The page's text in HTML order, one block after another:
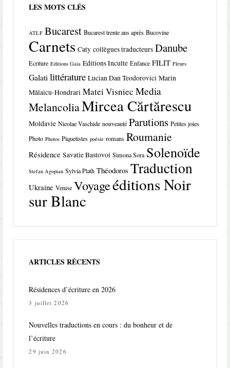
LES MOTS CLÉS
ATLF Bucarest Bucarest trente ans après Bucovine
Carnets Caty collègues traducteurs Danube
Ecriture Editions Gaia Editions Inculte Enfance FILIT Fleurs
Galati littérature Lucian Dan Teodorovici Marin
Mălaicu-Hondrari Matei Visniec Media
MelancoliaMircea Cărtărescu
Moldavie Nicolae Vaschide nouveauté Parutions Petites joies
Photo Photos Piquetistes poésie romans Roumanie
Résidence Savatie Bastovoi Simona Sora Solenoïde
Stefan Agopian Sylvia Plath Théodoros Traduction
Ukraine Venise Voyageéditions Noir
sur Blanc
ARTICLES RÉCENTS
Résidences d’écriture en 2026
3 juillet 2026
Nouvelles traductions en cours : du bonheur et de
l’écriture
29 juin 2026